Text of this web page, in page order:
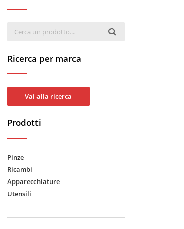
Ricerca per marca
Vai alla ricerca
Prodotti
Pinze
Ricambi
Apparecchiature
Utensili